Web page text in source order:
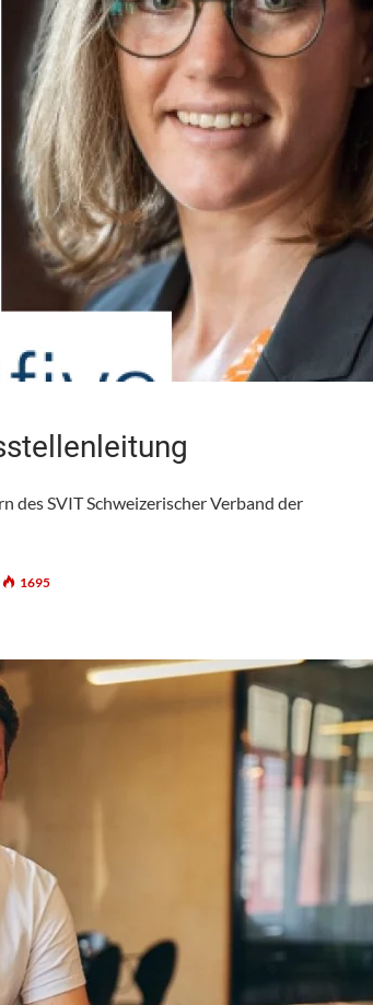
des SVIT Schweizerischer Verband der
1695